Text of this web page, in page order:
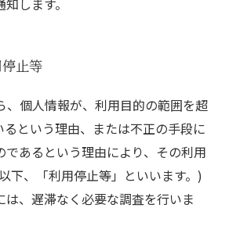
します。
止等
、個人情報が、利用目的の範囲を超
るという理由、または不正の手段に
であるという理由により、その利用
下、「利用停止等」といいます。)
は、遅滞なく必要な調査を行いま